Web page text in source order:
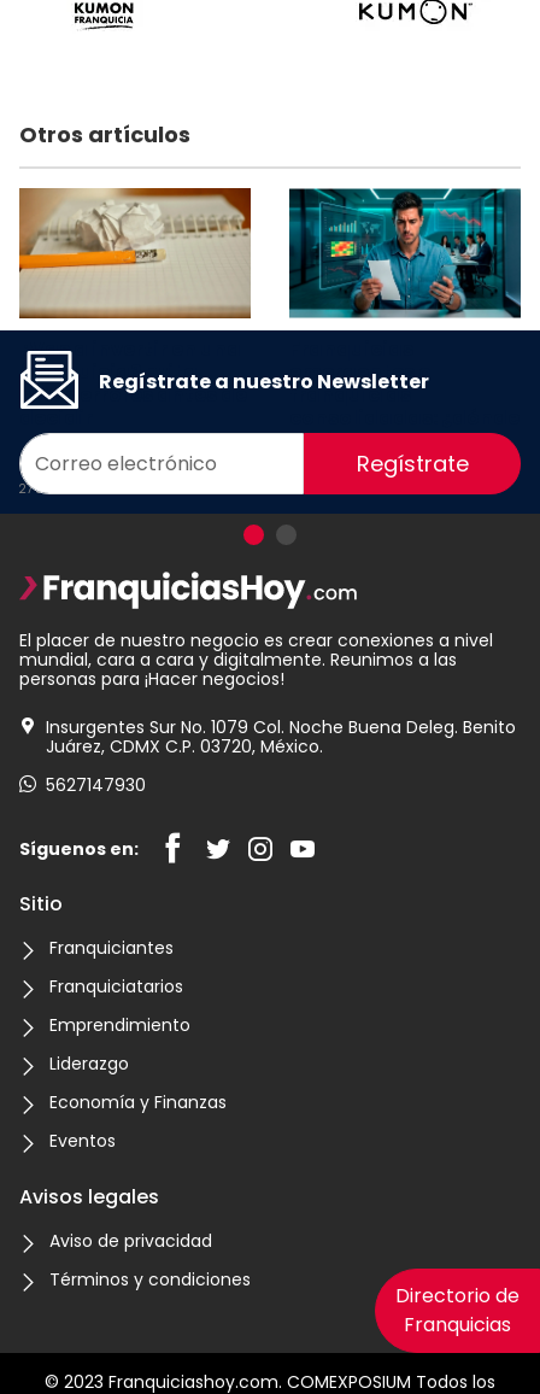
Otros artículos
¿Vas a invertir en una
franquicia? Evita
estos errores antes de
decidir
27 Julio 2026
emergentes o
franquicias
está realmente la
oportunidad?
Directorio de
Franquicias
Regístrate a nuestro Newsletter
Regístrate
El placer de nuestro negocio es crear conexiones a nivel
mundial, cara a cara y digitalmente. Reunimos a las
personas para ¡Hacer negocios!
Insurgentes Sur No. 1079 Col. Noche Buena Deleg. Benito
Juárez, CDMX C.P. 03720, México.
5627147930
Síguenos en:
Sitio
Franquiciantes
Franquiciatarios
Emprendimiento
Liderazgo
Economía y Finanzas
Eventos
Avisos legales
Aviso de privacidad
Términos y condiciones
© 2023 Franquiciashoy.com. COMEXPOSIUM Todos los